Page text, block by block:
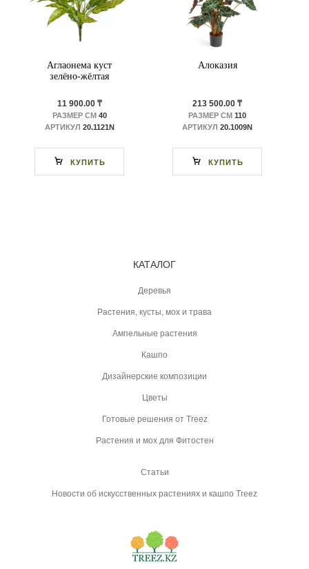
Аглаонема куст
зелёно-жёлтая
11 900.00 ₸
РАЗМЕР СМ40
АРТИКУЛ 20.1121N
КУПИТЬ
Алоказия
213 500.00 ₸
РАЗМЕР СМ 110
АРТИКУЛ 20.1009N
КУПИТЬ
КАТАЛОГ
Деревья
Растения, кусты, мох и трава
Ампельные растения
Кашпо
Дизайнерские композиции
Цветы
Готовые решения от Treez
Растения и мох для Фитостен
Статьи
Новости об искусственных растениях и кашпо Treez